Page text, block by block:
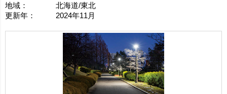
地域：
北海道/東北
更新年：
2024年11月